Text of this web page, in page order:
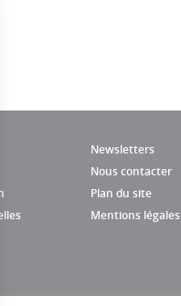
Newsletters
Nous contacter
Plan du site
Mentions légales